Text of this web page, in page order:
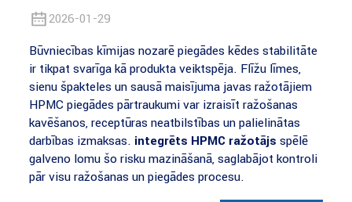
2026-01-29
Būvniecības ķīmijas nozarē piegādes ķēdes stabilitāte
ir tikpat svarīga kā produkta veiktspēja. Flīžu līmes,
sienu špakteles un sausā maisījuma javas ražotājiem
HPMC piegādes pārtraukumi var izraisīt ražošanas
kavēšanos, receptūras neatbilstības un palielinātas
darbības izmaksas. integrēts HPMC ražotājs spēlē
galveno lomu šo risku mazināšanā, saglabājot kontroli
pār visu ražošanas un piegādes procesu.